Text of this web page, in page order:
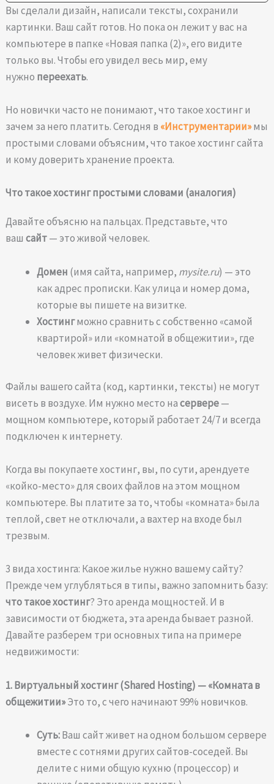
Вы сделали дизайн, написали тексты, сохранили
картинки. Ваш сайт готов. Но пока он лежит у вас на
компьютере в папке «Новая папка (2)», его видите
только вы. Чтобы его увидел весь мир, ему
нужно переехать.
Но новички часто не понимают, что такое хостинг и
зачем за него платить. Сегодня в «Инструментарии»мы
простыми словами объясним, что такое хостинг сайта
и кому доверить хранение проекта.
Что такое хостинг простыми словами (аналогия)
Давайте объясню на пальцах. Представьте, что
вашсайт— это живой человек.
Домен (имя сайта, например, mysite.ru) — это
как адрес прописки. Как улица и номер дома,
которые вы пишете на визитке.
Хостингможно сравнить с собственно «самой
квартирой» или «комнатой в общежитии», где
человек живет физически.
Файлы вашего сайта (код, картинки, тексты) не могут
висеть в воздухе. Им нужно место насервере—
мощном компьютере, который работает 24/7 и всегда
подключен к интернету.
Когда вы покупаете хостинг, вы, по сути, арендуете
«койко-место» для своих файлов на этом мощном
компьютере. Вы платите за то, чтобы «комната» была
теплой, свет не отключали, а вахтер на входе был
трезвым.
3 вида хостинга: Какое жилье нужно вашему сайту?
Прежде чем углубляться в типы, важно запомнить базу:
что такое хостинг? Это аренда мощностей. И в
зависимости от бюджета, эта аренда бывает разной.
Давайте разберем три основных типа на примере
недвижимости:
1. Виртуальный хостинг (Shared Hosting) — «Комната в
общежитии»Это то, с чего начинают 99% новичков.
Суть:Ваш сайт живет на одном большом сервере
вместе с сотнями других сайтов-соседей. Вы
делите с ними общую кухню (процессор) и